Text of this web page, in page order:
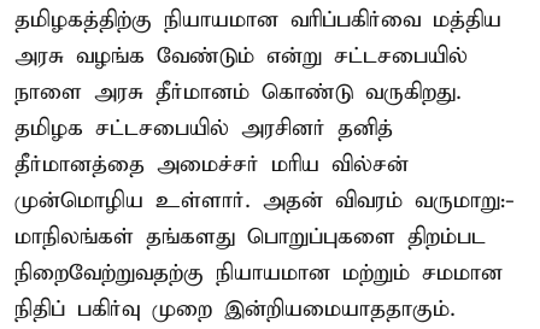
தமிழகத்திற்கு நியாயமான வரிப்பகிர்வை மத்திய
அரசு வழங்க வேண்டும் என்று சட்டசபையில்
நாளை அரசு தீர்மானம் கொண்டு வருகிறது.
தமிழக சட்டசபையில் அரசினர் தனித்
தீர்மானத்தை அமைச்சர் மரிய வில்சன்
முன்மொழிய உள்ளார். அதன் விவரம் வருமாறு:-
மாநிலங்கள் தங்களது பொறுப்புகளை திறம்பட
நிறைவேற்றுவதற்கு நியாயமான மற்றும் சமமான
நிதிப் பகிர்வு முறை இன்றியமையாததாகும்.